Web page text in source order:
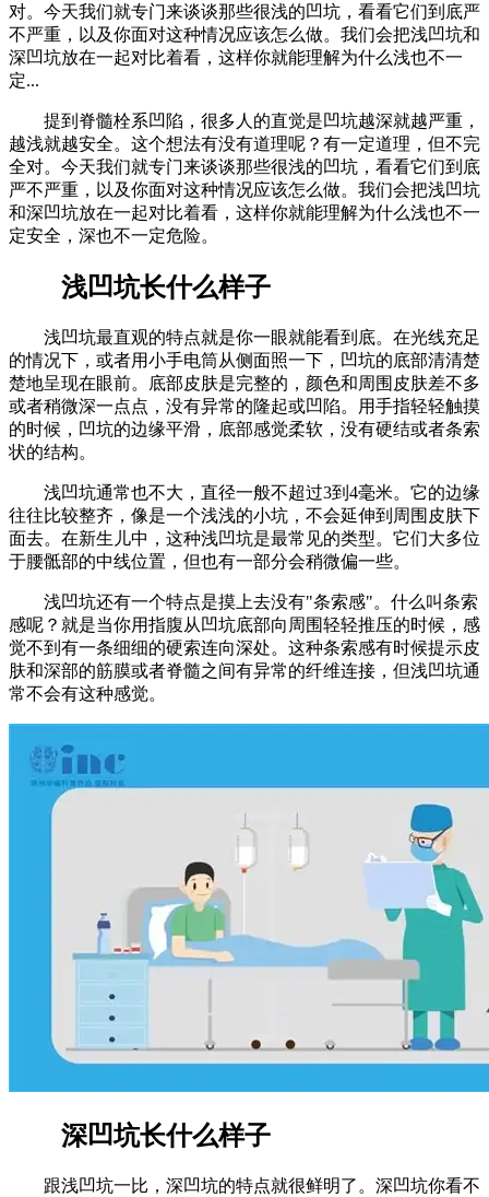
对。今天我们就专门来谈谈那些很浅的凹坑，看看它们到底严
不严重，以及你面对这种情况应该怎么做。我们会把浅凹坑和
深凹坑放在一起对比着看，这样你就能理解为什么浅也不一
定...
提到脊髓栓系凹陷，很多人的直觉是凹坑越深就越严重，
越浅就越安全。这个想法有没有道理呢？有一定道理，但不完
全对。今天我们就专门来谈谈那些很浅的凹坑，看看它们到底
严不严重，以及你面对这种情况应该怎么做。我们会把浅凹坑
和深凹坑放在一起对比着看，这样你就能理解为什么浅也不一
定安全，深也不一定危险。
浅凹坑长什么样子
浅凹坑最直观的特点就是你一眼就能看到底。在光线充足
的情况下，或者用小手电筒从侧面照一下，凹坑的底部清清楚
楚地呈现在眼前。底部皮肤是完整的，颜色和周围皮肤差不多
或者稍微深一点点，没有异常的隆起或凹陷。用手指轻轻触摸
的时候，凹坑的边缘平滑，底部感觉柔软，没有硬结或者条索
状的结构。
浅凹坑通常也不大，直径一般不超过3到4毫米。它的边缘
往往比较整齐，像是一个浅浅的小坑，不会延伸到周围皮肤下
面去。在新生儿中，这种浅凹坑是最常见的类型。它们大多位
于腰骶部的中线位置，但也有一部分会稍微偏一些。
浅凹坑还有一个特点是摸上去没有"条索感"。什么叫条索
感呢？就是当你用指腹从凹坑底部向周围轻轻推压的时候，感
觉不到有一条细细的硬索连向深处。这种条索感有时候提示皮
肤和深部的筋膜或者脊髓之间有异常的纤维连接，但浅凹坑通
常不会有这种感觉。
深凹坑长什么样子
跟浅凹坑一比，深凹坑的特点就很鲜明了。深凹坑你看不